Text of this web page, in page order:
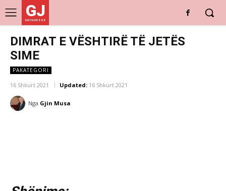
GJ
DRITARE E RE
DIMRAT E VËSHTIRË TË JETËS
SIME
PAKATEGORI
16 Shkurt 2021 Updated: 16 Shkurt 2021
Nga Gjin Musa